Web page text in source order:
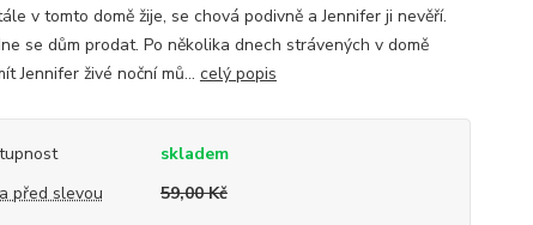
v tomto domě žije, se chová podivně a Jennifer ji nevěří.
se dům prodat. Po několika dnech strávených v domě
Jennifer živé noční mů... celý popis
skladem
před slevou
59,00 Kč